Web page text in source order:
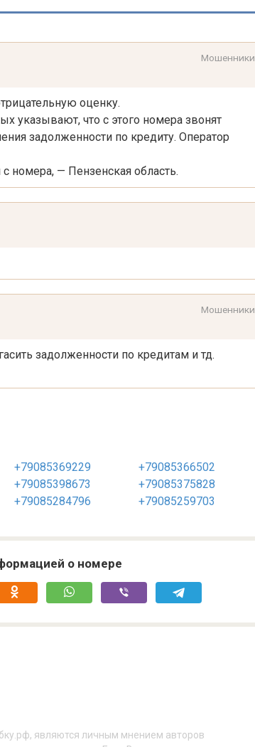
Мошенники
оценку.
указывают, что с этого номера звонят
задолженности по кредиту. Оператор
номера, — Пензенская область.
Мошенники
задолженности по кредитам и тд.
+79085369229
+79085366502
+79085398673
+79085375828
+79085284796 +79085259703
о номере
являются личным мнением авторов